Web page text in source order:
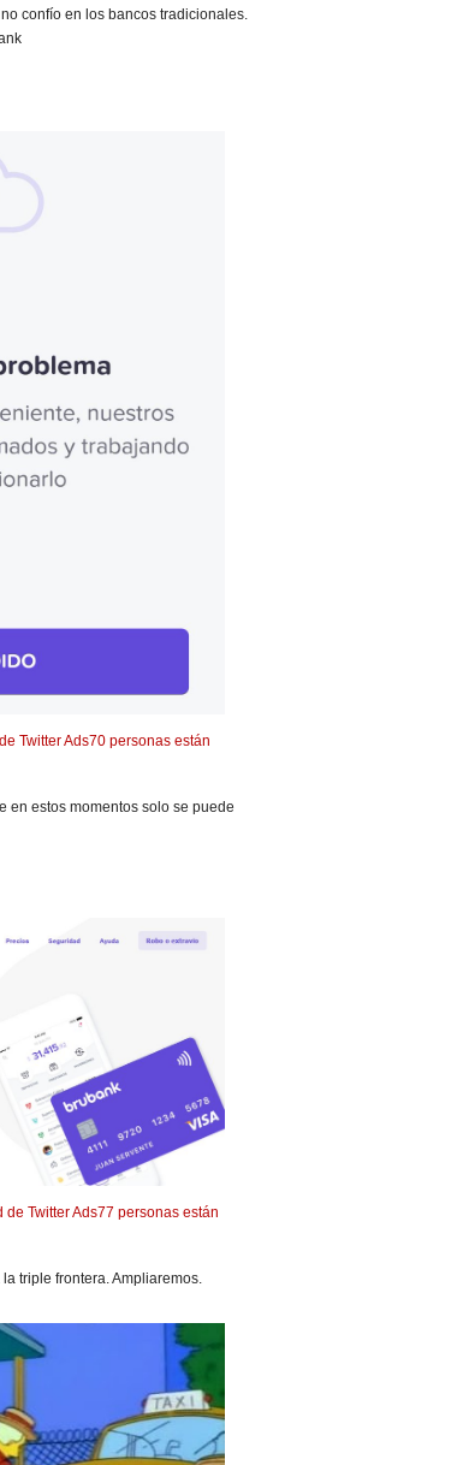
confío en los bancos tradicionales.
Twitter Ads70 personas están
en estos momentos solo se puede
de Twitter Ads77 personas están
triple frontera. Ampliaremos.